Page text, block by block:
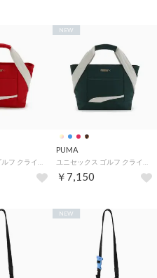
PUMA
￥7,150
NEW
NEW